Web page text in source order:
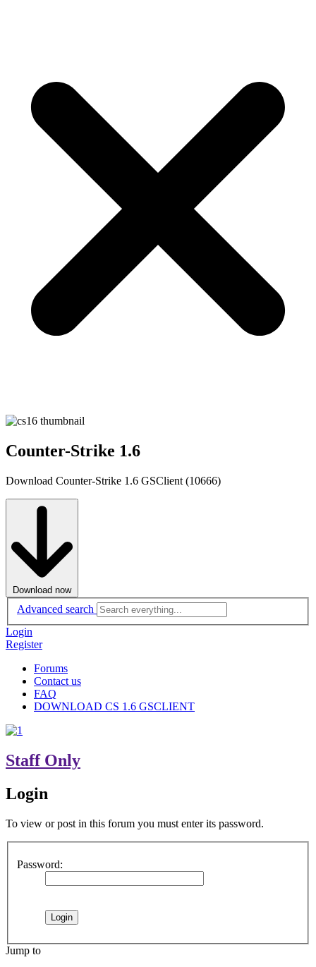
Counter-Strike 1.6
Download Counter-Strike 1.6 GSClient (10666)
Download now
Advanced search
Login
Register
Forums
Contact us
FAQ
DOWNLOAD CS 1.6 GSCLIENT
Staff Only
Login
To view or post in this forum you must enter its password.
Password:
Jump to